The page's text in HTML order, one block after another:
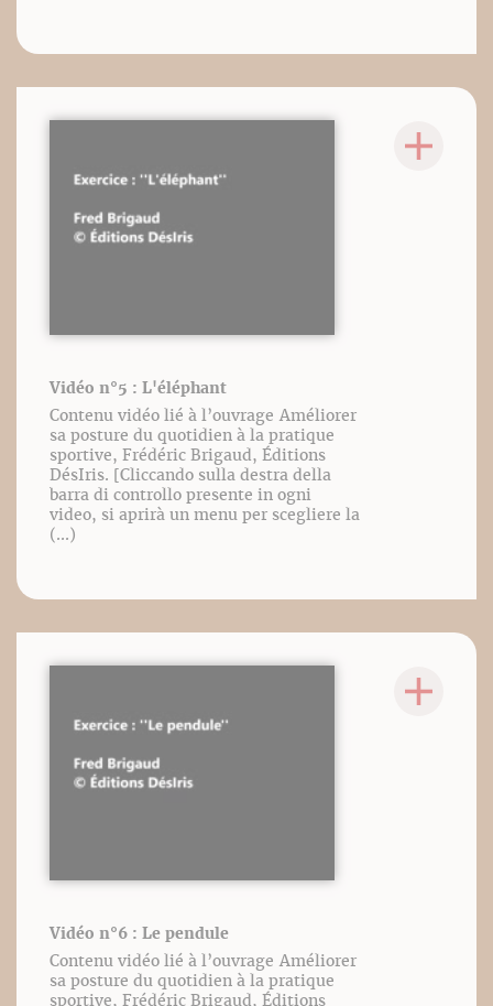
Vidéo n°5 : L'éléphant
Contenu vidéo lié à l’ouvrage Améliorer
sa posture du quotidien à la pratique
sportive, Frédéric Brigaud, Éditions
DésIris. [Cliccando sulla destra della
barra di controllo presente in ogni
video, si aprirà un menu per scegliere la
(...)
Vidéo n°6 : Le pendule
Contenu vidéo lié à l’ouvrage Améliorer
sa posture du quotidien à la pratique
sportive, Frédéric Brigaud, Éditions